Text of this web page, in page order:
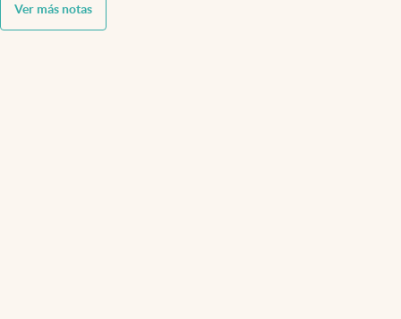
Ver más notas